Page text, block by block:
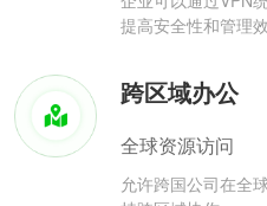
提高安全性和管理效
跨区域办公
全球资源访问
允许跨国公司在全